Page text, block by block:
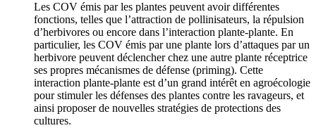
Les COV émis par les plantes peuvent avoir différentes
fonctions, telles que l’attraction de pollinisateurs, la répulsion
d’herbivores ou encore dans l’interaction plante-plante. En
particulier, les COV émis par une plante lors d’attaques par un
herbivore peuvent déclencher chez une autre plante réceptrice
ses propres mécanismes de défense (priming). Cette
interaction plante-plante est d’un grand intérêt en agroécologie
pour stimuler les défenses des plantes contre les ravageurs, et
ainsi proposer de nouvelles stratégies de protections des
cultures.